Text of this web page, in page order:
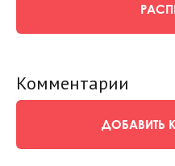
Комментарии
ДОБАВИТЬ